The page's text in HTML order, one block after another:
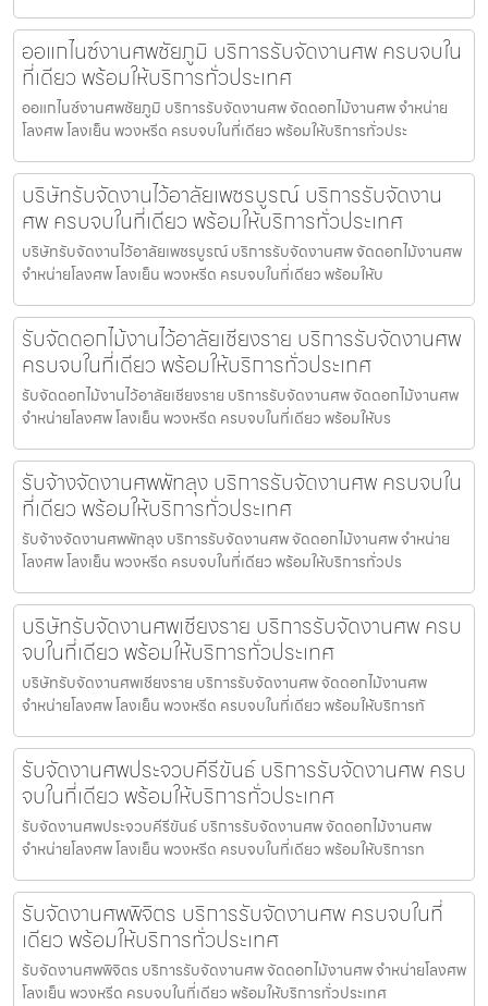
ออแกไนซ์งานศพชัยภูมิ บริการรับจัดงานศพ ครบจบใน
ที่เดียว พร้อมให้บริการทั่วประเทศ
ออแกไนซ์งานศพชัยภูมิ บริการรับจัดงานศพ จัดดอกไม้งานศพ จำหน่าย
โลงศพ โลงเย็น พวงหรีด ครบจบในที่เดียว พร้อมให้บริการทั่วประ
บริษัทรับจัดงานไว้อาลัยเพชรบูรณ์ บริการรับจัดงาน
ศพ ครบจบในที่เดียว พร้อมให้บริการทั่วประเทศ
บริษัทรับจัดงานไว้อาลัยเพชรบูรณ์ บริการรับจัดงานศพ จัดดอกไม้งานศพ
จำหน่ายโลงศพ โลงเย็น พวงหรีด ครบจบในที่เดียว พร้อมให้บ
รับจัดดอกไม้งานไว้อาลัยเชียงราย บริการรับจัดงานศพ
ครบจบในที่เดียว พร้อมให้บริการทั่วประเทศ
รับจัดดอกไม้งานไว้อาลัยเชียงราย บริการรับจัดงานศพ จัดดอกไม้งานศพ
จำหน่ายโลงศพ โลงเย็น พวงหรีด ครบจบในที่เดียว พร้อมให้บร
รับจ้างจัดงานศพพัทลุง บริการรับจัดงานศพ ครบจบใน
ที่เดียว พร้อมให้บริการทั่วประเทศ
รับจ้างจัดงานศพพัทลุง บริการรับจัดงานศพ จัดดอกไม้งานศพ จำหน่าย
โลงศพ โลงเย็น พวงหรีด ครบจบในที่เดียว พร้อมให้บริการทั่วปร
บริษัทรับจัดงานศพเชียงราย บริการรับจัดงานศพ ครบ
จบในที่เดียว พร้อมให้บริการทั่วประเทศ
บริษัทรับจัดงานศพเชียงราย บริการรับจัดงานศพ จัดดอกไม้งานศพ
จำหน่ายโลงศพ โลงเย็น พวงหรีด ครบจบในที่เดียว พร้อมให้บริการทั
รับจัดงานศพประจวบคีรีขันธ์ บริการรับจัดงานศพ ครบ
จบในที่เดียว พร้อมให้บริการทั่วประเทศ
รับจัดงานศพประจวบคีรีขันธ์ บริการรับจัดงานศพ จัดดอกไม้งานศพ
จำหน่ายโลงศพ โลงเย็น พวงหรีด ครบจบในที่เดียว พร้อมให้บริการท
รับจัดงานศพพิจิตร บริการรับจัดงานศพ ครบจบในที่
เดียว พร้อมให้บริการทั่วประเทศ
รับจัดงานศพพิจิตร บริการรับจัดงานศพ จัดดอกไม้งานศพ จำหน่ายโลงศพ
โลงเย็น พวงหรีด ครบจบในที่เดียว พร้อมให้บริการทั่วประเทศ